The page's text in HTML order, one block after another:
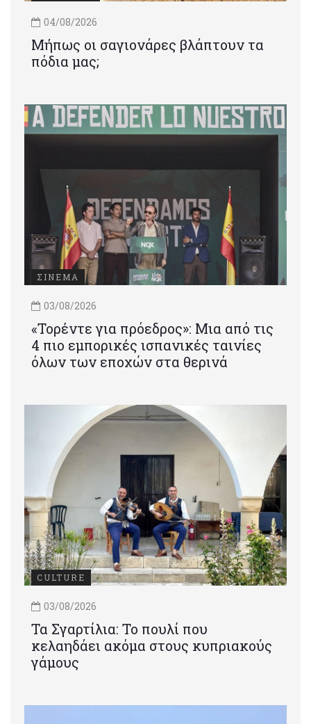
04/08/2026
Μήπως οι σαγιονάρες βλάπτουν τα
πόδια μας;
ΣΙΝΕΜΑ
03/08/2026
«Τορέντε για πρόεδρος»: Mια από τις
4 πιο εμπορικές ισπανικές ταινίες
όλων των εποχών στα θερινά
CULTURE
03/08/2026
Τα Σγαρτίλια: Το πουλί που
κελαηδάει ακόμα στους κυπριακούς
γάμους